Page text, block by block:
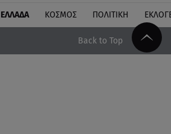
ΕΛΛΑΔΑ ΚΟΣΜΟΣ ΠΟΛΙΤΙΚΗ
Back to Top